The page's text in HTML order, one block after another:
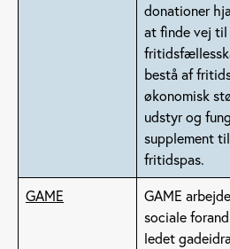
donationer
at finde vej
bestå af
økonomisk
udstyr og
supplement
fritidspas.
GAME
GAME
sociale
ledet